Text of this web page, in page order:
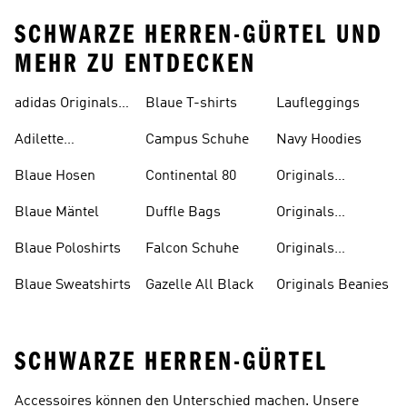
SCHWARZE HERREN-GÜRTEL UND
MEHR ZU ENTDECKEN
adidas Originals
Adilette
Blaue Hosen
Blaue Mäntel
Blaue Poloshirts
Blaue Sweatshirts
Blaue T-shirts
Campus Schuhe
Continental 80
Duffle Bags
Falcon Schuhe
Gazelle All Black
Laufleggings
Navy Hoodies
Originals
Originals
Originals
Oberteile
Originals Beanies
SCHWARZE HERREN-GÜRTEL
Accessoires können den Unterschied machen. Unsere